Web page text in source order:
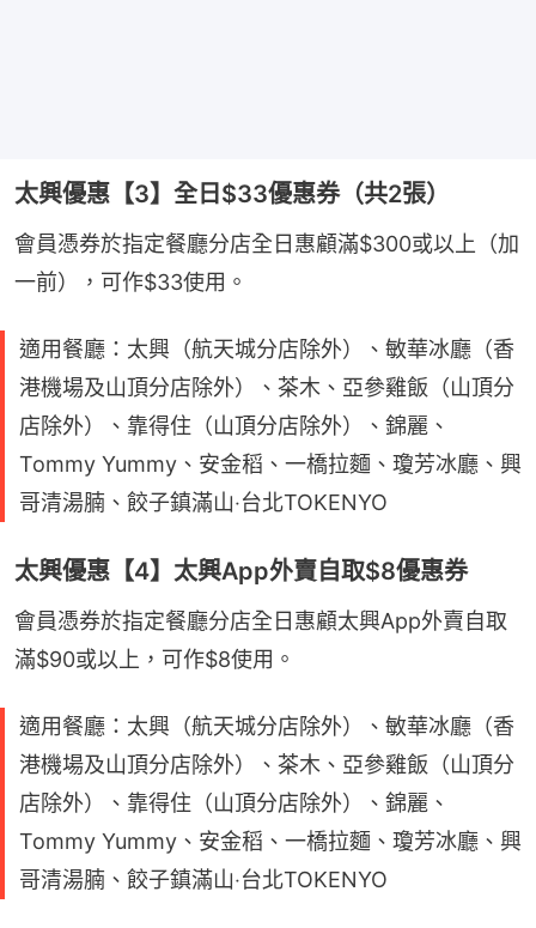
太興優惠【3】全日$33優惠券（共2張）
會員憑券於指定餐廳分店全日惠顧滿$300或以上（加
一前），可作$33使用。
適用餐廳：太興（航天城分店除外）、敏華冰廳（香
港機場及山頂分店除外）、茶木、亞參雞飯（山頂分
店除外）、靠得住（山頂分店除外）、錦麗、
Tommy Yummy、安金稻、一橋拉麵、瓊芳冰廳、興
哥清湯腩、餃子鎮滿山‧台北TOKENYO
太興優惠【4】太興App外賣自取$8優惠券
會員憑券於指定餐廳分店全日惠顧太興App外賣自取
滿$90或以上，可作$8使用。
適用餐廳：太興（航天城分店除外）、敏華冰廳（香
港機場及山頂分店除外）、茶木、亞參雞飯（山頂分
店除外）、靠得住（山頂分店除外）、錦麗、
Tommy Yummy、安金稻、一橋拉麵、瓊芳冰廳、興
哥清湯腩、餃子鎮滿山‧台北TOKENYO